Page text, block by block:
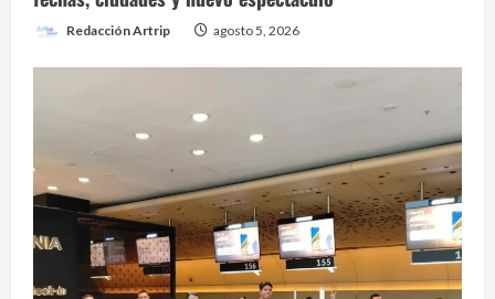
Redacción Artrip agosto 5, 2026